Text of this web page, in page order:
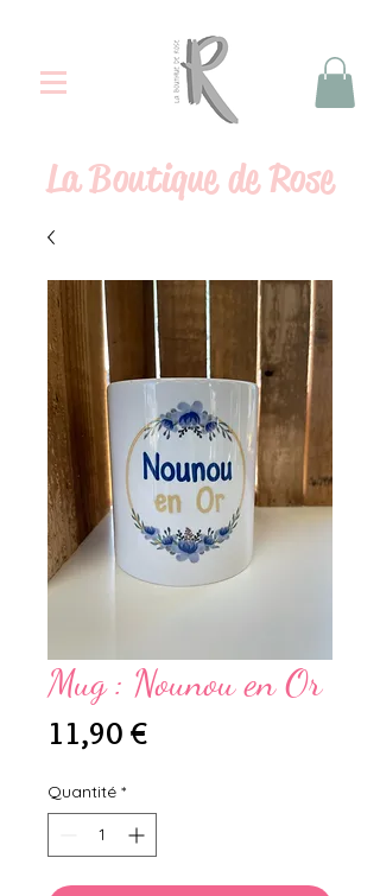
LaBoutique de Rose
Mug : Nounou en Or
11,90 €Prix
Quantité *